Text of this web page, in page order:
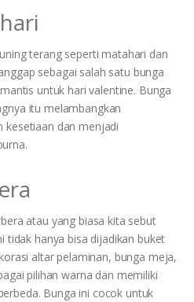
terang seperti matahari dan
sebagai salah satu bunga
untuk hari valentine. Bunga
itu melambangkan
kesetiaan dan menjadi
atau yang biasa kita sebut
tidak hanya bisa dijadikan buket
altar pelaminan, bunga meja,
pilihan warna dan memiliki
Bunga ini cocok untuk